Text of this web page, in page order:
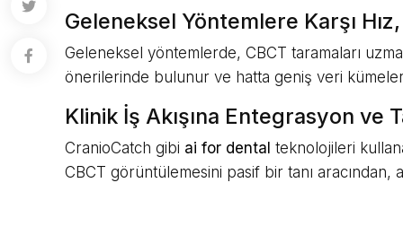
Geleneksel Yöntemlere Karşı
Geleneksel yöntemlerde, CBCT taramaları
önerilerinde bulunur ve hatta geniş veri
Klinik İş Akışına Entegrasyon ve
CranioCatch gibi ai for dental teknolojileri
CBCT görüntülemesini pasif bir tanı